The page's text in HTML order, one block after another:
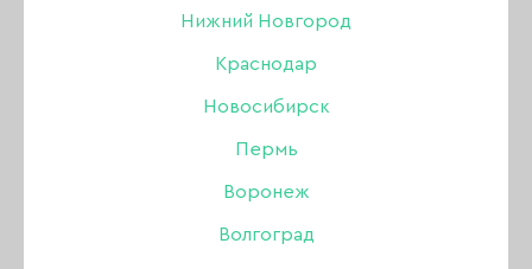
Нижний Новгород
Краснодар
Новосибирск
Пермь
Воронеж
Волгоград
педикюра Max и
Emil
31 МАЯ 2017